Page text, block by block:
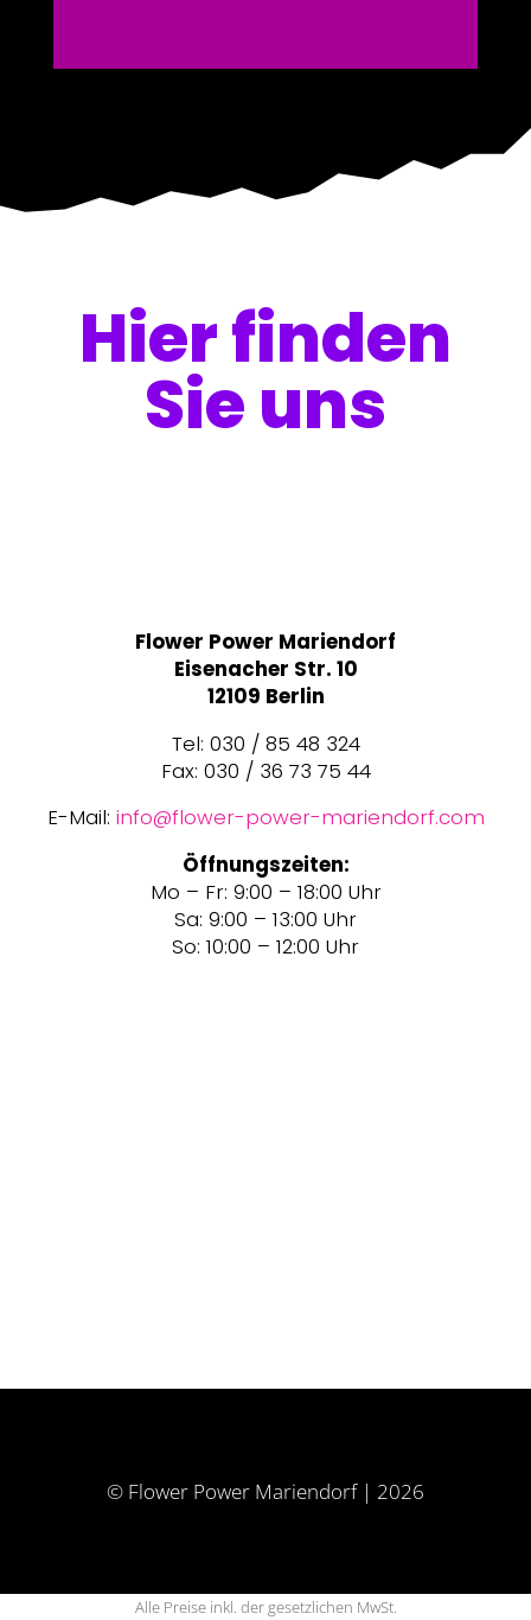
Hier finden
Sie uns
Flower Power Mariendorf
Eisenacher Str. 10
12109 Berlin
Tel: 030 / 85 48 324
Fax: 030 / 36 73 75 44
E-Mail: info@flower-power-mariendorf.com
Öffnungszeiten:
Mo – Fr: 9:00 – 18:00 Uhr
Sa: 9:00 – 13:00 Uhr
So: 10:00 – 12:00 Uhr
© Flower Power Mariendorf | 2026
Alle Preise inkl. der gesetzlichen MwSt.